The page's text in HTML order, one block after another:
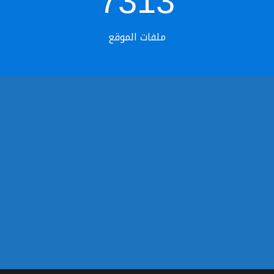
ملفات الموقع